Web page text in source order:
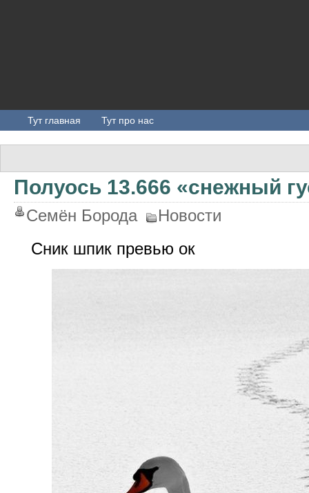
Тут главная Тут про нас
Полуось 13.666 «снежный
Семён Борода
Новости
Сник шпик превью ок